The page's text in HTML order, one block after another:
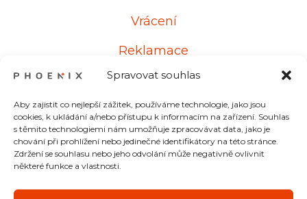
Spravovat souhlas
Aby zajistit co nejlepší zážitek, používáme technologie, jako jsou
cookies, k ukládání a/nebo přístupu k informacím na zařízení. Souhlas
s těmito technologiemi nám umožňuje zpracovávat data, jako je
chování při prohlížení nebo jedinečné identifikátory na této stránce.
Zdržení se souhlasu nebo jeho odvolání může negativně ovlivnit
některé funkce a vlastnosti.
Vrácení
Reklamace
Kontakt
Od pondělí do pátku
8:00 – 17:00